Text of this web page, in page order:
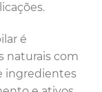
é
naturais com
ingredientes